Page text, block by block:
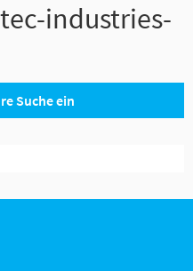
industries-
Suche ein